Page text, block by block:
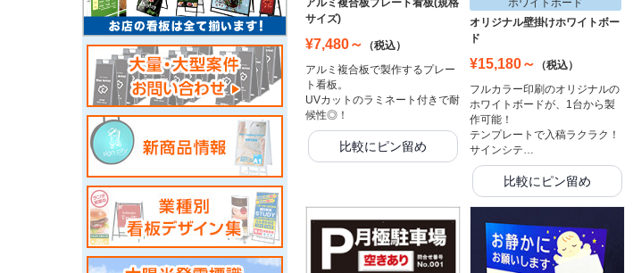
アルミ複合板プレート看板(規格
サイズ)
¥7,480～
（税込）
アルミ複合板で製作するプレー
ト看板。
UVカットのラミネート付きで耐
候性◎！
比較にピン留め
ホワイトボード
オリジナル壁掛けホワイトボー
ド
¥15,180～
（税込）
フルカラー印刷のオリジナルの
ホワイトボードが、1台から製
作可能！
テンプレートで入稿ラクラク！
サインシテ…
比較にピン留め